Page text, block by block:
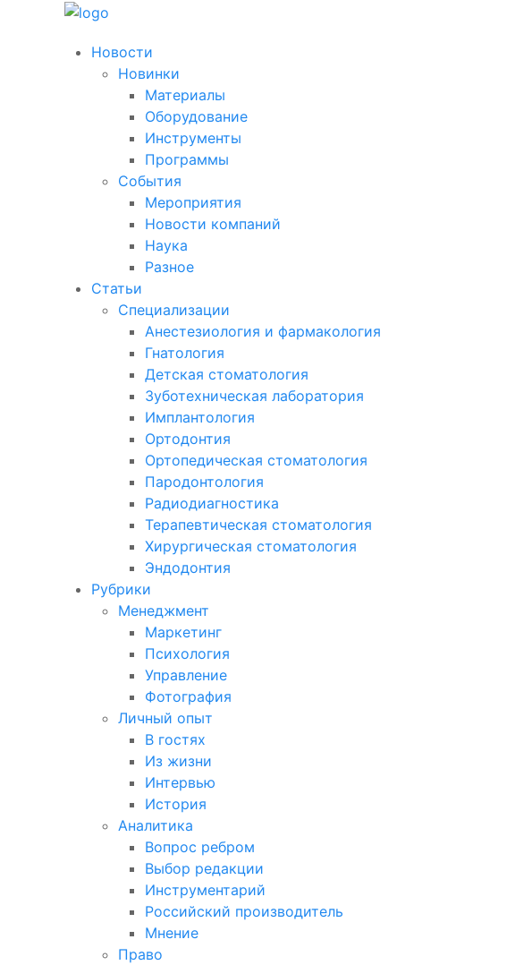
Новости
Новинки
Материалы
Оборудование
Инструменты
Программы
События
Мероприятия
Новости компаний
Наука
Разное
Статьи
Специализации
Анестезиология и фармакология
Гнатология
Детская стоматология
Зуботехническая лаборатория
Имплантология
Ортодонтия
Ортопедическая стоматология
Пародонтология
Радиодиагностика
Терапевтическая стоматология
Хирургическая стоматология
Эндодонтия
Рубрики
Менеджмент
Маркетинг
Психология
Управление
Фотография
Личный опыт
В гостях
Из жизни
Интервью
История
Аналитика
Вопрос ребром
Выбор редакции
Инструментарий
Российский производитель
Мнение
Право